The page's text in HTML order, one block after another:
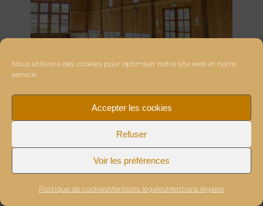
Nous utilisons des cookies pour optimiser notre site web et notre
service.
Accepter les cookies
Refuser
Voir les préférences
Politique de cookiesMentions légalesMentions légales